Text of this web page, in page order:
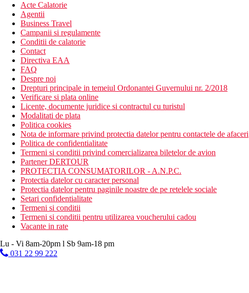
Acte Calatorie
Agentii
Business Travel
Campanii si regulamente
Conditii de calatorie
Contact
Directiva EAA
FAQ
Despre noi
Drepturi principale in temeiul Ordonantei Guvernului nr. 2/2018
Verificare si plata online
Licente, documente juridice si contractul cu turistul
Modalitati de plata
Politica cookies
Nota de informare privind protectia datelor pentru contactele de afaceri
Politica de confidentialitate
Termeni si conditii privind comercializarea biletelor de avion
Partener DERTOUR
PROTECTIA CONSUMATORILOR - A.N.P.C.
Protectia datelor cu caracter personal
Protectia datelor pentru paginile noastre de pe retelele sociale
Setari confidentialitate
Termeni si conditii
Termeni si conditii pentru utilizarea voucherului cadou
Vacante in rate
Lu - Vi 8am-20pm l Sb 9am-18 pm
031 22 99 222